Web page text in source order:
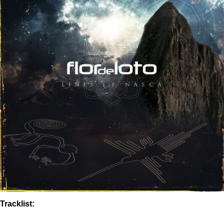
Tracklist: